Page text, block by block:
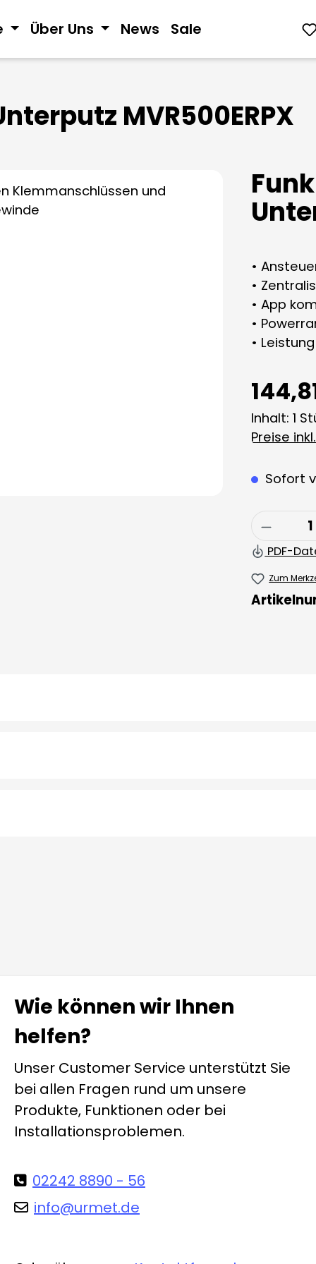
Über Uns News Sale
MVR500ERPX
•
•
• App
•
•
Inhalt: 1
Preise
Sofort
PDF-
Zum
Wie können wir Ihnen
helfen?
Unser Customer Service unterstützt Sie
bei allen Fragen rund um unsere
Produkte, Funktionen oder bei
Installationsproblemen.
02242 8890 - 56
info@urmet.de